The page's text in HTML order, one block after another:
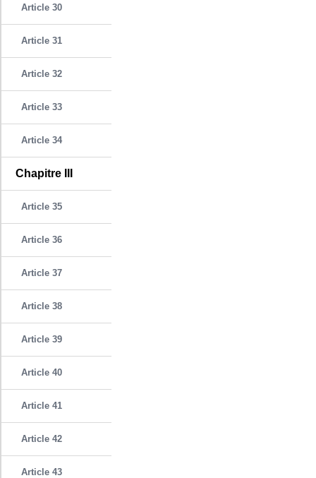
Article 30
Article 31
Article 32
Article 33
Article 34
Chapitre III
Article 35
Article 36
Article 37
Article 38
Article 39
Article 40
Article 41
Article 42
Article 43